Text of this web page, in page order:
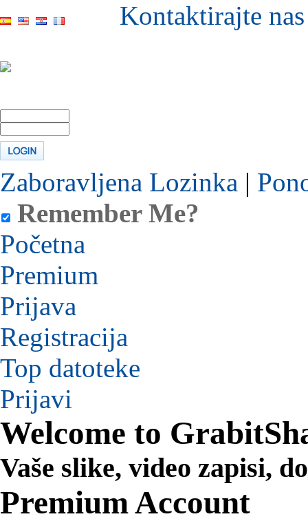
Kontaktirajte nas
Zaboravljena Lozinka |
Remember Me?
Početna
Premium
Prijava
Registracija
Top datoteke
Prijavi
Welcome to
Vaše slike, video zapisi,
Premium Account